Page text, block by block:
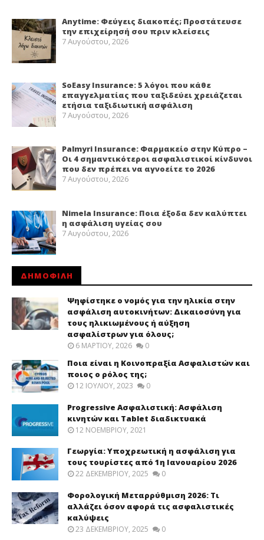
Anytime: Φεύγεις διακοπές; Προστάτευσε
την επιχείρησή σου πριν κλείσεις
7 Αυγούστου, 2026
SoEasy Insurance: 5 λόγοι που κάθε
επαγγελματίας που ταξιδεύει χρειάζεται
ετήσια ταξιδιωτική ασφάλιση
7 Αυγούστου, 2026
Palmyri Insurance: Φαρμακείο στην Κύπρο –
Οι 4 σημαντικότεροι ασφαλιστικοί κίνδυνοι
που δεν πρέπει να αγνοείτε το 2026
7 Αυγούστου, 2026
Nimela Insurance: Ποια έξοδα δεν καλύπτει
η ασφάλιση υγείας σου
7 Αυγούστου, 2026
ΔΗΜΟΦΙΛΗ
Ψηφίστηκε ο νομός για την ηλικία στην
ασφάλιση αυτοκινήτων: Δικαιοσύνη για
τους ηλικιωμένους ή αύξηση
ασφαλίστρων για όλους;
6 ΜΑΡΤΊΟΥ, 2026 0
Ποια είναι η Κοινοπραξία Ασφαλιστών και
ποιος ο ρόλος της;
12 ΙΟΥΛΊΟΥ, 2023 0
Progressive Ασφαλιστική: Ασφάλιση
κινητών και Tablet διαδικτυακά
12 ΝΟΕΜΒΡΊΟΥ, 2021
Γεωργία: Υποχρεωτική η ασφάλιση για
τους τουρίστες από 1η Ιανουαρίου 2026
22 ΔΕΚΕΜΒΡΊΟΥ, 2025 0
Φορολογική Μεταρρύθμιση 2026: Τι
αλλάζει όσον αφορά τις ασφαλιστικές
καλύψεις
23 ΔΕΚΕΜΒΡΊΟΥ, 2025 0